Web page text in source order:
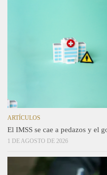
ARTÍCULOS
El IMSS se cae a pedazos y el
1 DE AGOSTO DE 2026